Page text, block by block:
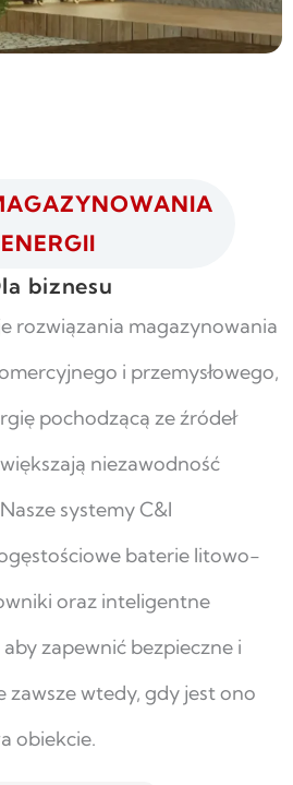
ENERGII
biznesu
rozwiązania magazynowania
i przemysłowego,
pochodzącą ze źródeł
niezawodność
systemy C&I
baterie litowo-
oraz inteligentne
zapewnić bezpieczne i
zawsze wtedy, gdy jest ono
obiekcie.